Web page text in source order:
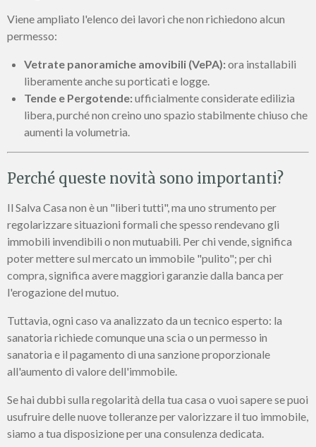
Viene ampliato l'elenco dei lavori che non richiedono alcun
permesso:
Vetrate panoramiche amovibili (VePA):ora installabili
liberamente anche su porticati e logge.
Tende e Pergotende:ufficialmente considerate edilizia
libera, purché non creino uno spazio stabilmente chiuso che
aumenti la volumetria.
Perché queste novità sono importanti?
Il Salva Casa non è un "liberi tutti", ma uno strumento per
regolarizzare situazioni formali che spesso rendevano gli
immobili invendibili o non mutuabili. Per chi vende, significa
poter mettere sul mercato un immobile "pulito"; per chi
compra, significa avere maggiori garanzie dalla banca per
l'erogazione del mutuo.
Tuttavia, ogni caso va analizzato da un tecnico esperto: la
sanatoria richiede comunque una scia o un permesso in
sanatoria e il pagamento di una sanzione proporzionale
all'aumento di valore dell'immobile.
Se hai dubbi sulla regolarità della tua casa o vuoi sapere se puoi
usufruire delle nuove tolleranze per valorizzare il tuo immobile,
siamo a tua disposizione per una consulenza dedicata.